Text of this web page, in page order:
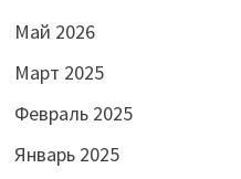
Май 2026
Март 2025
Февраль 2025
Январь 2025